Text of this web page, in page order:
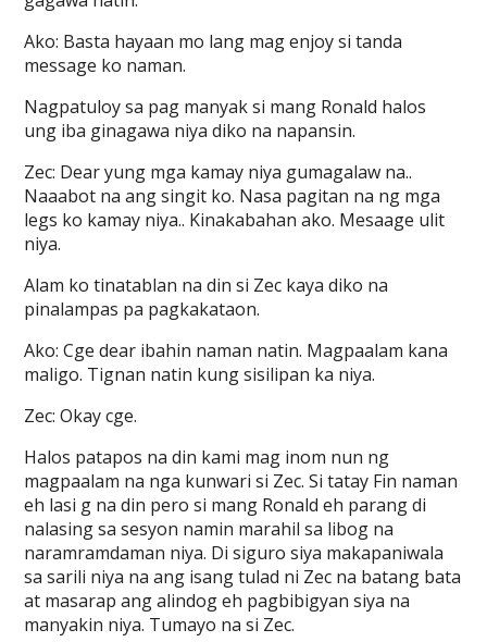
Ako: Basta hayaan mo lang mag enjoy si tanda
message ko naman.
Nagpatuloy sa pag manyak si mang Ronald halos
ung iba ginagawa niya diko na napansin.
Zec: Dear yung mga kamay niya gumagalaw na..
Naaabot na ang singit ko. Nasa pagitan na ng mga
legs ko kamay niya.. Kinakabahan ako. Mesaage ulit
niya.
Alam ko tinatablan na din si Zec kaya diko na
pinalampas pa pagkakataon.
Ako: Cge dear ibahin naman natin. Magpaalam kana
maligo. Tignan natin kung sisilipan ka niya.
Zec: Okay cge.
Halos patapos na din kami mag inom nun ng
magpaalam na nga kunwari si Zec. Si tatay Fin naman
eh lasi g na din pero si mang Ronald eh parang di
nalasing sa sesyon namin marahil sa libog na
naramramdaman niya. Di siguro siya makapaniwala
sa sarili niya na ang isang tulad ni Zec na batang bata
at masarap ang alindog eh pagbibigyan siya na
manyakin niya. Tumayo na si Zec.